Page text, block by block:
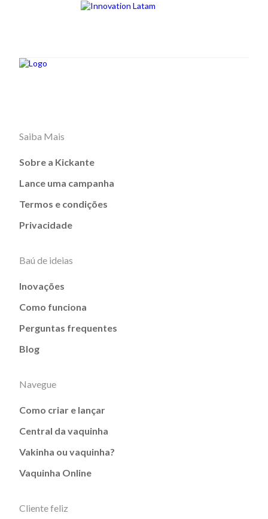
Saiba Mais
Sobre a Kickante
Lance uma campanha
Termos e condições
Privacidade
Baú de ideias
Inovações
Como funciona
Perguntas frequentes
Blog
Navegue
Como criar e lançar
Central da vaquinha
Vakinha ou vaquinha?
Vaquinha Online
Cliente feliz